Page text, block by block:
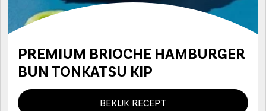
PREMIUM BRIOCHE HAMBURGER
BUN TONKATSU KIP
BEKIJK RECEPT